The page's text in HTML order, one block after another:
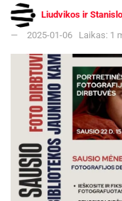
Liudvikos ir
2025-01-06
Laikas: 1